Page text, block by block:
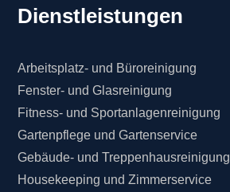
Dienstleistungen
Arbeitsplatz- und Büroreinigung
Fenster- und Glasreinigung
Fitness- und Sportanlagenreinigung
Gartenpflege und Gartenservice
Gebäude- und Treppenhausreinigung
Housekeeping und Zimmerservice